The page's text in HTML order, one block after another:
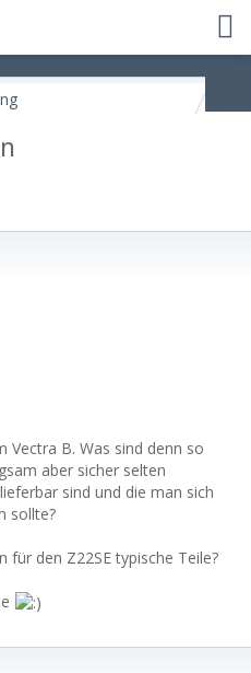
Vectra B. Was sind denn so
aber sicher selten
sind und die man sich
sollte?
für den Z22SE typische Teile?